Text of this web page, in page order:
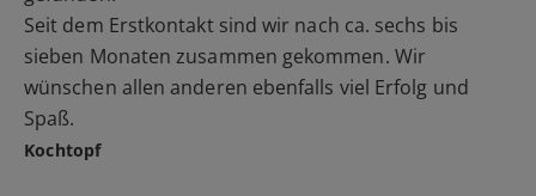
Seit dem Erstkontakt sind wir nach ca. sechs bis
sieben Monaten zusammen gekommen. Wir
wünschen allen anderen ebenfalls viel Erfolg und
Spaß.
Kochtopf